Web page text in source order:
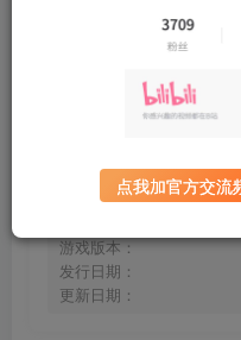
迅雷下载
百度下载
游戏大小：
游戏版本：
发行日期：
更新日期：
点我加官方交流